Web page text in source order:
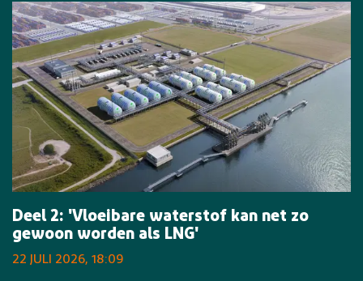
Deel 2: 'Vloeibare waterstof kan net zo
gewoon worden als LNG'
22 JULI 2026, 18:09